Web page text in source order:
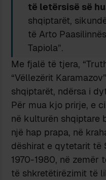
të letërsisë së
shqiptarët,
të Arto
Tapiola”.
Me fjalë të tjera,
“Vëllezërit
shqiptarët, ndërsa i
Për mua kjo prirje, e
në kulturën shqiptare
një hap prapa, në
dëshirat e qytetarit të
1970-1980, në zemër
të shkretëtirëzimit të